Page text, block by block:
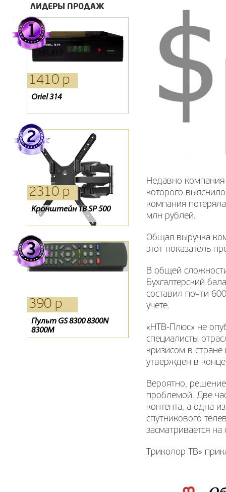
ЛИДЕРЫ ПРОДАЖ
1410 р
Oriel 314
8250 р
2310 р
Ресивер Oriel 963
2310 р
Кронштейн ТВ SP 500
1210 р
Карта Триколор
1210 р
Карты оплаты
Телекарта
390 р
Пульт GS 8300 8300N
8300M
330 р
Пульт HD 9300
4510 р
Модуль CI+ CAM Viaccess
Недавно компания
которого
компания
млн рублей.
Общая выручка
этот показатель
В общей
Бухгалтерский
составил почти
учете.
«НТВ-Плюс» не
специалисты
кризисом в
утвержден в
Вероятно,
проблемой. Две
контента, а одна
спутникового
засматривается
Триколор ТВ»